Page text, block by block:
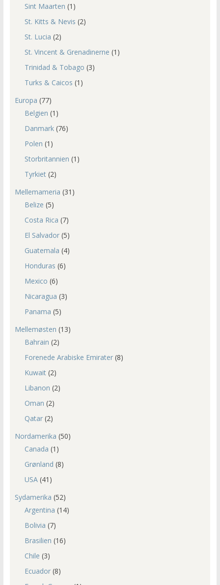
Sint Maarten (1)
St. Kitts & Nevis (2)
St. Lucia (2)
St. Vincent & Grenadinerne (1)
Trinidad & Tobago (3)
Turks & Caicos (1)
Europa (77)
Belgien (1)
Danmark(76)
Polen (1)
Storbritannien (1)
Tyrkiet(2)
Mellemameria (31)
Belize (5)
Costa Rica (7)
El Salvador(5)
Guatemala (4)
Honduras (6)
Mexico (6)
Nicaragua (3)
Panama (5)
Mellemøsten (13)
Bahrain (2)
Forenede Arabiske Emirater(8)
Kuwait(2)
Libanon (2)
Oman (2)
Qatar(2)
Nordamerika (50)
Canada (1)
Grønland (8)
USA(41)
Sydamerika (52)
Argentina (14)
Bolivia (7)
Brasilien (16)
Chile (3)
Ecuador(8)